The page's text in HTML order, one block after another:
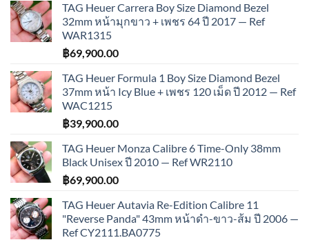
TAG Heuer Carrera Boy Size Diamond Bezel
32mm หน้ามุกขาว + เพชร 64 ปี 2017 — Ref
WAR1315
฿69,900.00
TAG Heuer Formula 1 Boy Size Diamond Bezel
37mm หน้า Icy Blue + เพชร 120 เม็ด ปี 2012 — Ref
WAC1215
฿39,900.00
TAG Heuer Monza Calibre 6 Time-Only 38mm
Black Unisex ปี 2010 — Ref WR2110
฿69,900.00
TAG Heuer Autavia Re-Edition Calibre 11
"Reverse Panda" 43mm หน้าดำ-ขาว-ส้ม ปี 2006 —
Ref CY2111.BA0775